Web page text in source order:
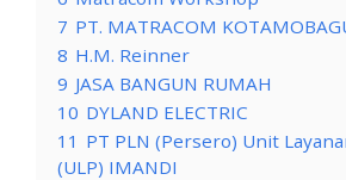
7 PT. MATRACOM
8 H.M. Reinner
9 JASA BANGUN RUMAH
10 DYLAND ELECTRIC
11 PT PLN (Persero) Unit
(ULP) IMANDI